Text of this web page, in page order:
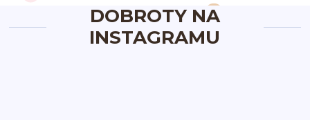
DOBROTY NA
INSTAGRAMU